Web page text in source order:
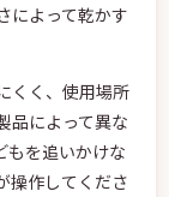
によって乾かす
くく、使用場所
品によって異な
もを追いかけな
操作してくださ